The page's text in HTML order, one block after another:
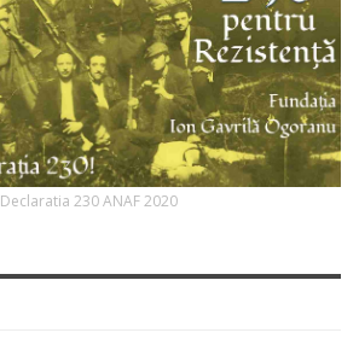
Declaratia 230 ANAF 2020